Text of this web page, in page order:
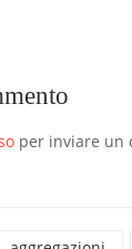
per inviare un